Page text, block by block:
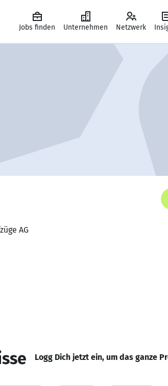
Jobs finden Unternehmen Netzwerk
AG
Logg Dich jetzt ein, um das ganze